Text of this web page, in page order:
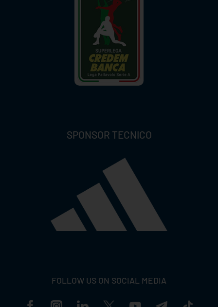
SPONSOR TECNICO
FOLLOW US ON SOCIAL MEDIA